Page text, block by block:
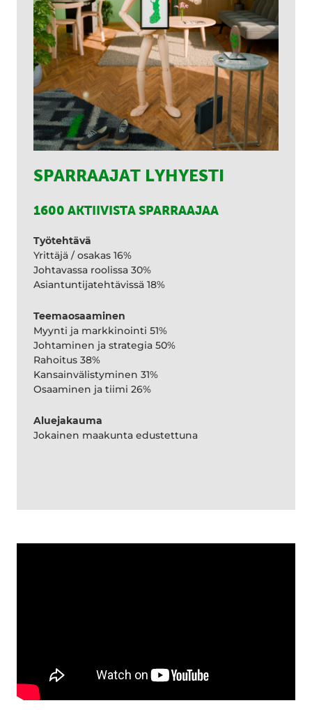
SPARRAAJAT LYHYESTI
1600 AKTIIVISTA SPARRAAJAA
Työtehtävä
Yrittäjä / osakas 16%
Johtavassa roolissa 30%
Asiantuntijatehtävissä 18%
Teemaosaaminen
Myynti ja markkinointi 51%
Johtaminen ja strategia 50%
Rahoitus 38%
Kansainvälistyminen 31%
Osaaminen ja tiimi 26%
Aluejakauma
Jokainen maakunta edustettuna